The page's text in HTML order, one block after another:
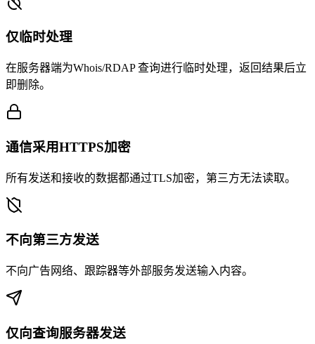
仅临时处理
在服务器端为Whois/RDAP 查询进行临时处理，返回结果后立
即删除。
通信采用HTTPS加密
所有发送和接收的数据都通过TLS加密，第三方无法读取。
不向第三方发送
不向广告网络、跟踪器等外部服务发送输入内容。
仅向查询服务器发送